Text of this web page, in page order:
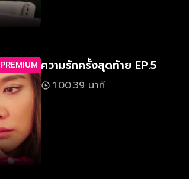
PREMIUM ความรักครั้งสุดท้าย EP.5
1:00:39 นาที